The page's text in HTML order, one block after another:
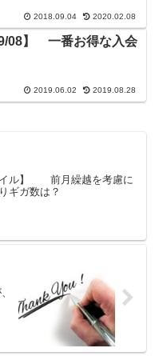
2018.09.04 2020.02.08
08】 一番お得な入会
2019.06.02 2019.08.28
イル】 前月繰越を考慮に
ギガ数は？